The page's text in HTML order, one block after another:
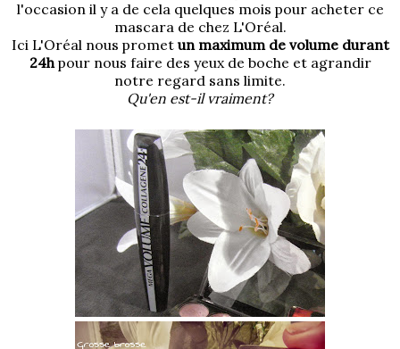
l'occasion il y a de cela quelques mois pour acheter ce
mascara de chez L'Oréal.
Ici L'Oréal nous promet un maximum de volume durant
24hpour nous faire des yeux de boche et agrandir
notre regard sans limite.
Qu'en est-il vraiment?